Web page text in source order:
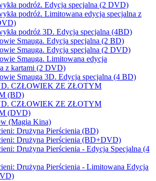
podróż. Edycja specjalna (2 DVD)
podróż. Limitowana edycja specjalna z
podróż 3D. Edycja specjalna (4BD)
Smauga. Edycja specjalna (2 BD)
Smauga. Edycja specjalna (2 DVD)
Smauga. Limitowana edycja
z kartami (2 DVD)
Smauga 3D. Edycja specjalna (4 BD)
CZŁOWIEK ZE ZŁOTYM
(BD)
CZŁOWIEK ZE ZŁOTYM
(DVD)
(Magia Kina)
Drużyna Pierścienia (BD)
Drużyna Pierścienia (BD+DVD)
Drużyna Pierścienia - Edycja Specjalna (4
Drużyna Pierścienia - Limitowana Edycja